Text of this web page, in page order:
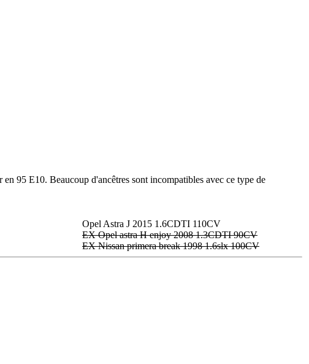
95 E10. Beaucoup d'ancêtres sont incompatibles avec ce type de
Opel Astra J 2015 1.6CDTI 110CV
EX Opel astra H enjoy 2008 1.3CDTI 90CV
EX Nissan primera break 1998 1.6slx 100CV